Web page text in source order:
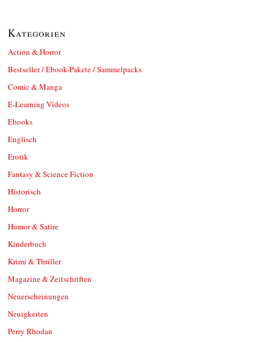
Kategorien
Action & Horror
Bestseller / Ebook-Pakete / Sammelpacks
Comic & Manga
E-Learning Videos
Ebooks
Englisch
Erotik
Fantasy & Science Fiction
Historisch
Horror
Humor & Satire
Kinderbuch
Krimi & Thriller
Magazine & Zeitschriften
Neuerscheinungen
Neuigkeiten
Perry Rhodan